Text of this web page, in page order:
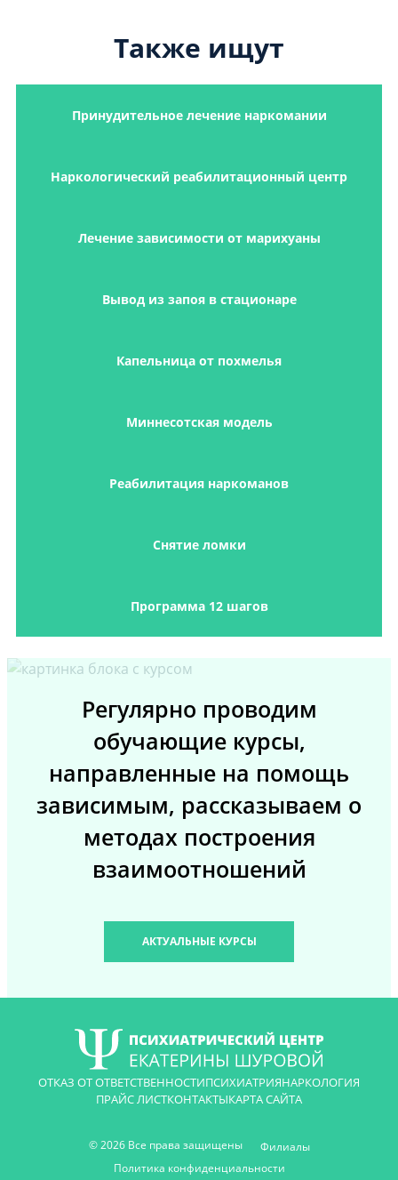
Также ищут
Принудительное лечение наркомании
Наркологический реабилитационный центр
Лечение зависимости от марихуаны
Вывод из запоя в стационаре
Капельница от похмелья
Миннесотская модель
Реабилитация наркоманов
Снятие ломки
Программа 12 шагов
Регулярно проводим
обучающие курсы,
направленные на помощь
зависимым, рассказываем о
методах построения
взаимоотношений
АКТУАЛЬНЫЕ КУРСЫ
ОТКАЗ ОТ ОТВЕТСТВЕННОСТИПСИХИАТРИЯНАРКОЛОГИЯ
ПРАЙС ЛИСТКОНТАКТЫКАРТА САЙТА
© 2026 Все права защищены
Филиалы
Политика конфиденциальности